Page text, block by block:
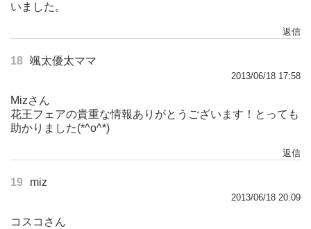
いました。
返信
18 颯太優太ママ
2013/06/18 17:58
Mizさん
花王フェアの貴重な情報ありがとうございます！とっても
助かりました(*^o^*)
返信
19 miz
2013/06/18 20:09
コスコさん